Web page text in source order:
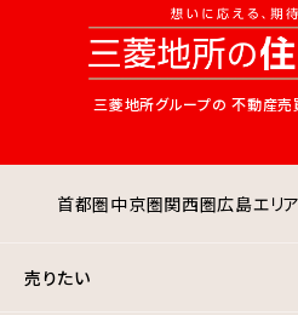
三菱地所グループの 不動産売
首都圏中京圏関西圏広島エリア
売りたい